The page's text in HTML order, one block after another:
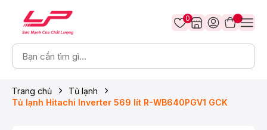
0
Trang chủ
Tủ lạnh
Tủ lạnh Hitachi Inverter 569 lít R-WB640PGV1 GCK